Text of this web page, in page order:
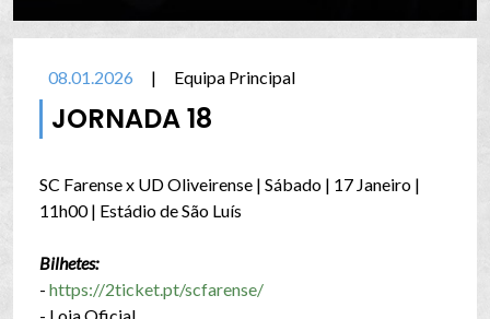
08.01.2026 | Equipa Principal
JORNADA 18
SC Farense x UD Oliveirense | Sábado | 17 Janeiro |
11h00 | Estádio de São Luís
Bilhetes:
- https://2ticket.pt/scfarense/